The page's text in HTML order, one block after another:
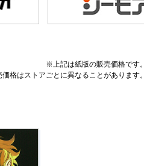
※上記は紙版の販売価格です
格はストアごとに異なることがあります